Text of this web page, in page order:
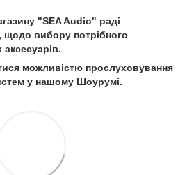
"SEA Audio" раді
щодо вибору потрібного
аксесуарів.
можливістю прослуховування
у нашому Шоурумі.